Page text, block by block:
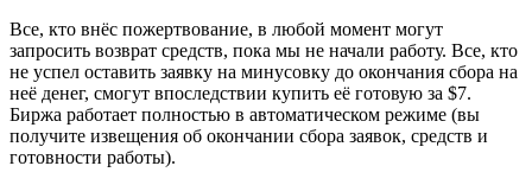
Все, кто внёс пожертвование, в любой момент могут
запросить возврат средств, пока мы не начали работу. Все, кто
не успел оставить заявку на минусовку до окончания сбора на
неё денег, смогут впоследствии купить её готовую за $7.
Биржа работает полностью в автоматическом режиме (вы
получите извещения об окончании сбора заявок, средств и
готовности работы).